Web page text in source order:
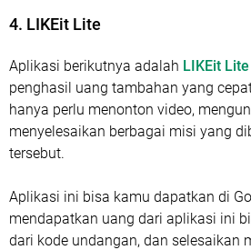
4. LIKEit Lite
Aplikasi berikutnya adalah LIKEit Lite
penghasil uang tambahan yang
hanya perlu menonton video,
menyelesaikan berbagai misi yang
tersebut.
Aplikasi ini bisa kamu dapatkan di
mendapatkan uang dari aplikasi ini
dari kode undangan, dan selesaikan